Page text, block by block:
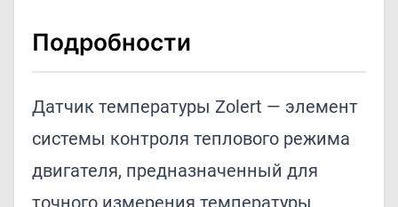
Подробности
Датчик температуры Zolert — элемент
системы контроля теплового режима
двигателя, предназначенный для